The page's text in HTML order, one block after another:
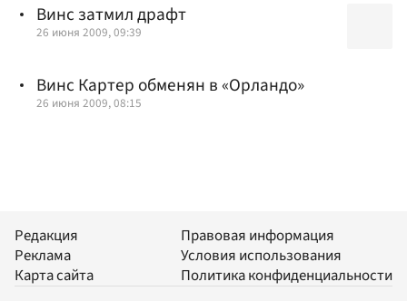
Винс затмил драфт
26 июня 2009, 09:39
Винс Картер обменян в «Орландо»
26 июня 2009, 08:15
Редакция
Реклама
Карта сайта
Правовая информация
Условия использования
Политика конфиденциальности